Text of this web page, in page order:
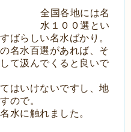
全国各地には名
水１００選とい
ばらしい名水ばかり。
名水百選があれば、そ
て汲んでくると良いで
はいけないですし、地
ので。
水に触れました。